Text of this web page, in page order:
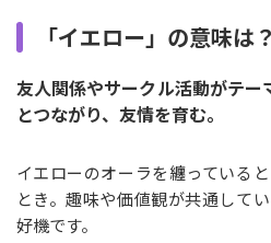
「イエロー」の意味は？
友人関係やサークル活動がテ
とつながり、友情を育む。
イエローのオーラを纏っている
とき。趣味や価値観が共通して
好機です。